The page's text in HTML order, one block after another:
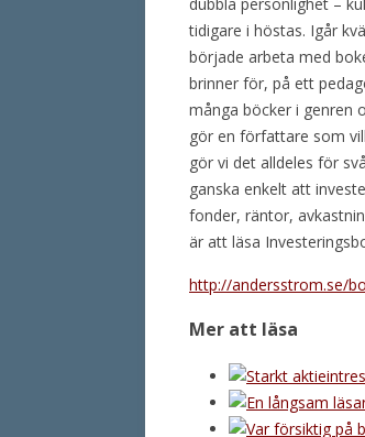
tidigare i höstas. Igår
började arbeta med
brinner för, på ett
många böcker i genren
gör en författare som
gör vi det alldeles för
ganska enkelt att
fonder, räntor,
är att läsa
http://andersstrom.se/
Mer att läsa